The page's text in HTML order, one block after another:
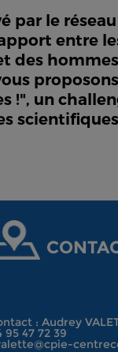
par le
entre
des
!", un
: Audrey
95 47 72 39